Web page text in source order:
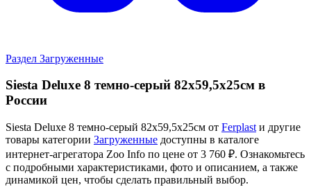
Раздел Загруженные
Siesta Deluxe 8 темно-серый 82x59,5x25см в
России
Siesta Deluxe 8 темно-серый 82x59,5x25см от Ferplast и другие
товары категории Загруженные доступны в каталоге
интернет-агрегатора Zoo Info по цене от 3 760 ₽. Ознакомьтесь
с подробными характеристиками, фото и описанием, а также
динамикой цен, чтобы сделать правильный выбор.